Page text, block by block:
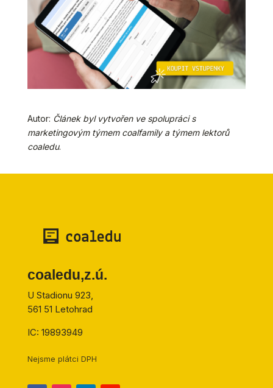
Autor: Článek byl vytvořen ve spolupráci s
marketingovým týmem coalfamily a týmem lektorů
coaledu.
coaledu,z.ú.
U Stadionu 923,
561 51 Letohrad
IC: 19893949
Nejsme plátci DPH